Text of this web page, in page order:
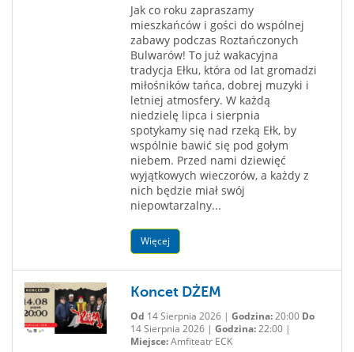
Jak co roku zapraszamy
mieszkańców i gości do wspólnej
zabawy podczas Roztańczonych
Bulwarów! To już wakacyjna
tradycja Ełku, która od lat gromadzi
miłośników tańca, dobrej muzyki i
letniej atmosfery. W każdą
niedzielę lipca i sierpnia
spotykamy się nad rzeką Ełk, by
wspólnie bawić się pod gołym
niebem. Przed nami dziewięć
wyjątkowych wieczorów, a każdy z
nich będzie miał swój
niepowtarzalny...
Więcej
Koncet DŻEM
Od 14 Sierpnia 2026 | Godzina:20:00 Do
14 Sierpnia 2026 | Godzina:22:00 |
Miejsce:Amfiteatr ECK